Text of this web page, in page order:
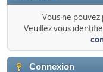
Vous ne
Veuillez vous
Connexion